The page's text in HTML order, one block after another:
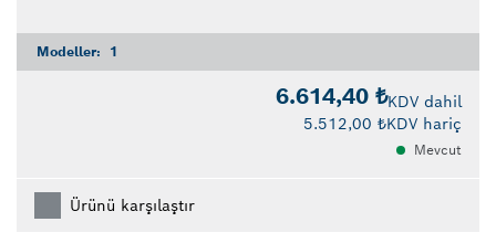
Modeller: 1
6.614,40 ₺KDV dahil
5.512,00 ₺KDV hariç
Mevcut
Ürünü karşılaştır